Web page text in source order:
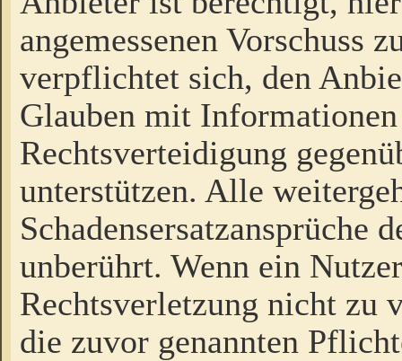
angemessenen Vorschuss
verpflichtet sich, den
Glauben mit
Rechtsverteidigung
unterstützen. Alle
Schadensersatzansprüche
unberührt. Wenn ein
Rechtsverletzung nicht zu
die zuvor genannten